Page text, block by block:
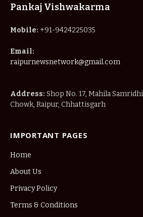
Pankaj Vishwakarma
Mobile: +91-9424225035
Email:
raipurnewsnetwork@gmail.com
Address: Shop No. 17, Mahila
Chowk, Raipur, Chhattisgarh
IMPORTANT PAGES
Home
About Us
Privacy Policy
Terms & Conditions